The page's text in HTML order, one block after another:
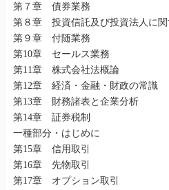
第７章 債券業務
第８章 投資信託及び投資法人に関
第９章 付随業務
第10章 セールス業務
第11章 株式会社法概論
第12章 経済・金融・財政の常識
第13章 財務諸表と企業分析
第14章 証券税制
一種部分・はじめに
第15章 信用取引
第16章 先物取引
第17章 オプション取引